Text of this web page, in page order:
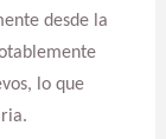
desde la
lo que